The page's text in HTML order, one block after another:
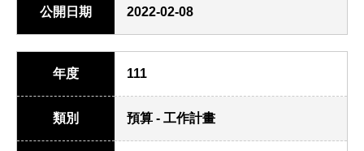
公開日期 2022-02-08
年度 111
類別 預算 - 工作計畫